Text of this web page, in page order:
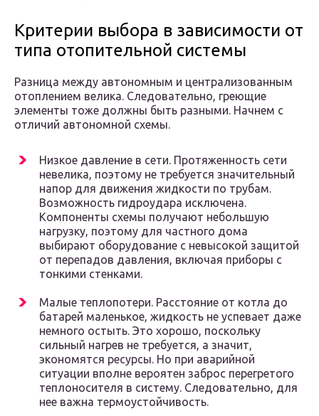
Критерии выбора в зависимости от
типа отопительной системы
Разница между автономным и централизованным
отоплением велика. Следовательно, греющие
элементы тоже должны быть разными. Начнем с
отличий автономной схемы.
Низкое давление в сети. Протяженность сети
невелика, поэтому не требуется значительный
напор для движения жидкости по трубам.
Возможность гидроудара исключена.
Компоненты схемы получают небольшую
нагрузку, поэтому для частного дома
выбирают оборудование с невысокой защитой
от перепадов давления, включая приборы с
тонкими стенками.
Малые теплопотери. Расстояние от котла до
батарей маленькое, жидкость не успевает даже
немного остыть. Это хорошо, поскольку
сильный нагрев не требуется, а значит,
экономятся ресурсы. Но при аварийной
ситуации вполне вероятен заброс перегретого
теплоносителя в систему. Следовательно, для
нее важна термоустойчивость.